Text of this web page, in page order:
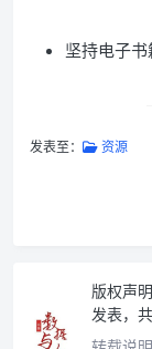
坚持电子书
发表至： 资源
版权声明
发表，